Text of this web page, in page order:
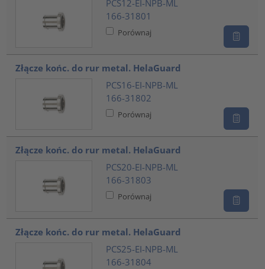
PCS12-EI-NPB-ML
166-31801
Porównaj
Złącze końc. do rur metal. HelaGuard
PCS16-EI-NPB-ML
166-31802
Porównaj
Złącze końc. do rur metal. HelaGuard
PCS20-EI-NPB-ML
166-31803
Porównaj
Złącze końc. do rur metal. HelaGuard
PCS25-EI-NPB-ML
166-31804